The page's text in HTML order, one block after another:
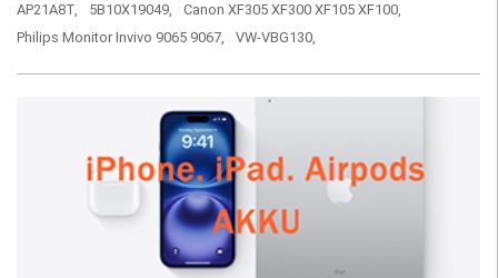
AP21A8T,
5B10X19049,
Canon XF305 XF300 XF105 XF100,
Philips Monitor Invivo 9065 9067,
VW-VBG130,